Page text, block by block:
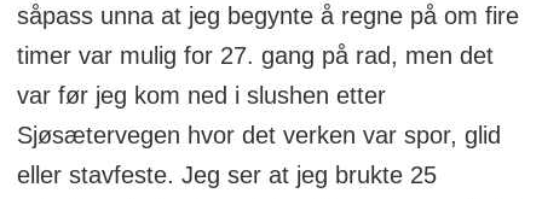
såpass unna at jeg begynte å regne på om fire
timer var mulig for 27. gang på rad, men det
var før jeg kom ned i slushen etter
Sjøsætervegen hvor det verken var spor, glid
eller stavfeste. Jeg ser at jeg brukte 25